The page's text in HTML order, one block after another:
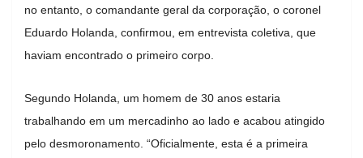
no entanto, o comandante geral da corporação, o coronel
Eduardo Holanda, confirmou, em entrevista coletiva, que
haviam encontrado o primeiro corpo.
Segundo Holanda, um homem de 30 anos estaria
trabalhando em um mercadinho ao lado e acabou atingido
pelo desmoronamento. “Oficialmente, esta é a primeira